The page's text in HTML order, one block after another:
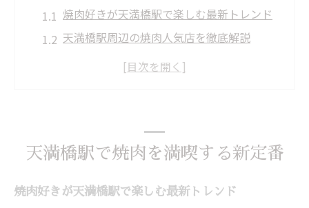
焼肉好きが天満橋駅で楽しむ最新トレンド
天満橋駅周辺の焼肉人気店を徹底解説
焼肉を満喫するための天満橋駅活用法
焼肉行きたい方へ天満橋駅注目情報
焼肉行きたい方必見天満橋駅のおすすめ情
天満橋駅で注目の焼肉店選びのヒント
天満橋駅で焼肉を満喫する新定番
焼肉好きが天満橋駅で楽しむ最新トレンド